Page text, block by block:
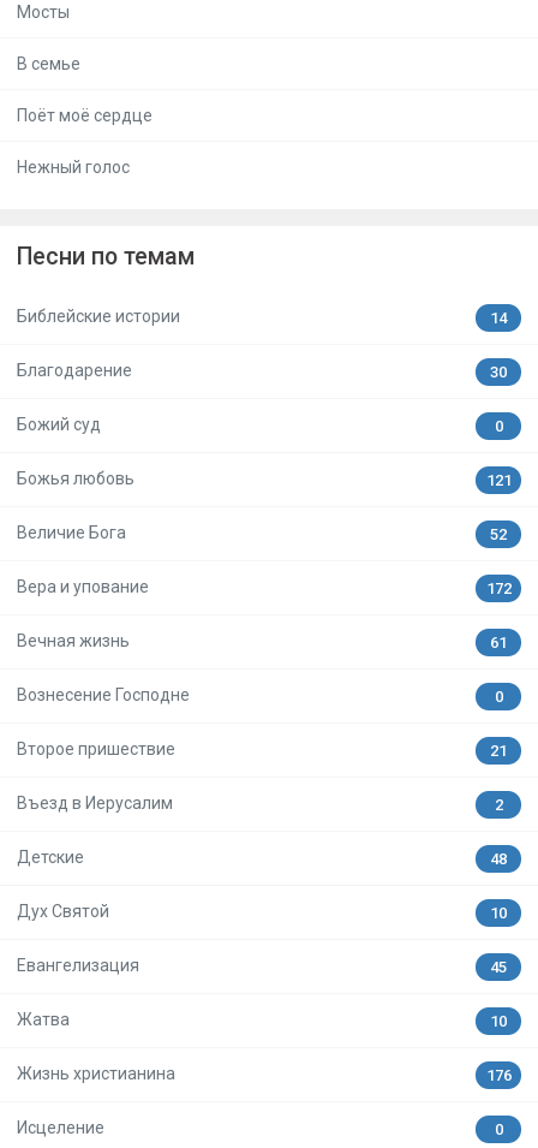
Мосты
В семье
Поёт моё сердце
Нежный голос
Песни по темам
Библейские истории 14
Благодарение 30
Божий суд 0
Божья любовь 121
Величие Бога 52
Вера и упование 172
Вечная жизнь 61
Вознесение Господне 0
Второе пришествие 21
Въезд в Иерусалим 2
Детские 48
Дух Святой 10
Евангелизация 45
Жатва 10
Жизнь христианина 176
Исцеление 0